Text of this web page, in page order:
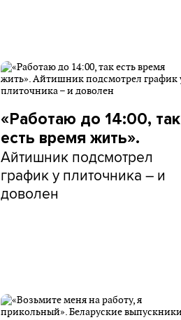
«Работаю до 14:00, так
есть время жить».
Айтишник подсмотрел
график у плиточника – и
доволен